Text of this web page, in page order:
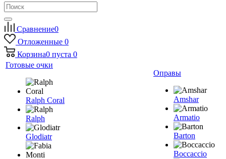
Сравнение0
Отложенные 0
Корзина0 пуста 0
Готовые очки
Ralph Coral
Ralph
Glodiatr
Оправы
Amshar
Armatio
Barton
Boccaccio